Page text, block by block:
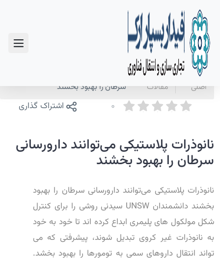
صفحه
اصلی
اخبار و
مقالات
سرطان را بهبود بخشند
0 اشتراک گذاری
نانوذرات پلاستیکی می‌توانند دارورسانی
سرطان را بهبود بخشند
نانوذرات پلاستیکی می‌توانند دارورسانی سرطان را بهبود
بخشند دانشمندان UNSW سیدنی روشی را برای کنترل
شکل مولکول های پلیمری ابداع کرده اند تا خود به خود
به نانوذرات غیر کروی تبدیل شوند، پیشرفتی که می
تواند انتقال داروهای سمی به تومورها را بهبود بخشد.